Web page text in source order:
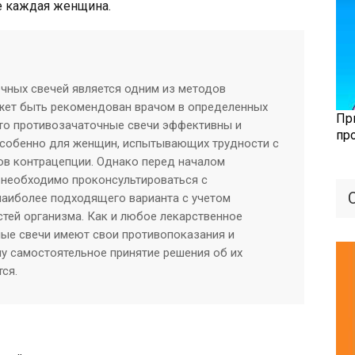
каждая женщина.
свечей является одним из методов
быть рекомендован врачом в определенных
противозачаточные свечи эффективны и
для женщин, испытывающих трудности с
контрацепции. Однако перед началом
проконсультироваться с
подходящего варианта с учетом
организма. Как и любое лекарственное
свечи имеют свои противопоказания и
принятие решения об их